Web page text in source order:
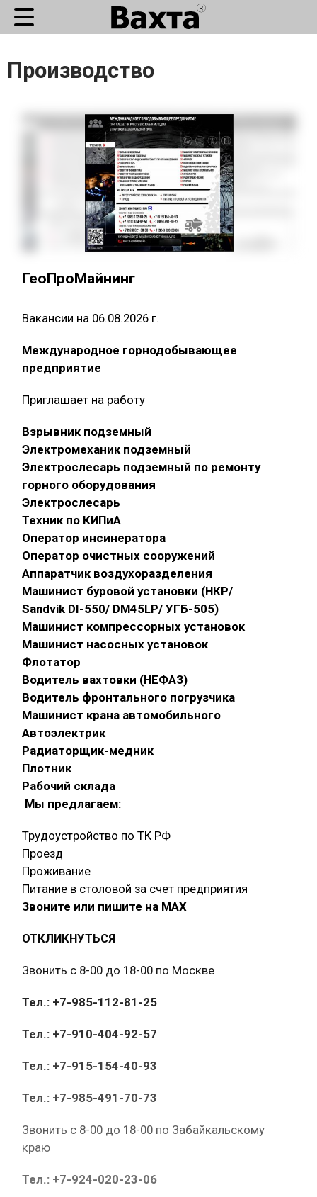
Производство
ГеоПроМайнинг
Вакансии на 06.08.2026 г.
Международное горнодобывающее
предприятие
Приглашает на работу
Взрывник подземный
Электромеханик подземный
Электрослесарь подземный по ремонту
горного оборудования
Электрослесарь
Техник по КИПиА
Оператор инсинератора
Оператор очистных сооружений
Аппаратчик воздухоразделения
Машинист буровой установки (НКР/
Sandvik DI-550/ DM45LP/ УГБ-505)
Машинист компрессорных установок
Машинист насосных установок
Флотатор
Водитель вахтовки (НЕФАЗ)
Водитель фронтального погрузчика
Машинист крана автомобильного
Автоэлектрик
Радиаторщик-медник
Плотник
Рабочий склада
Мы предлагаем:
Трудоустройство по ТК РФ
Проезд
Проживание
Питание в столовой за счет предприятия
Звоните или пишите на МАХ
ОТКЛИКНУТЬСЯ
Звонить с 8-00 до 18-00 по Москве
Тел.: +7-985-112-81-25
Тел.: +7-910-404-92-57
Тел.: +7-915-154-40-93
Тел.: +7-985-491-70-73
Звонить с 8-00 до 18-00 по Забайкальскому
краю
Тел.: +7-924-020-23-06